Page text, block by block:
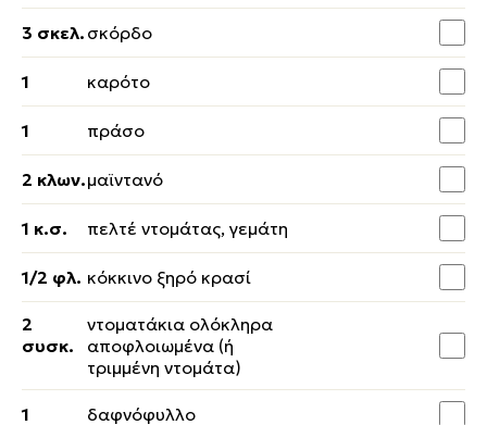
3 σκελ. σκόρδο
1 καρότο
1 πράσο
2 κλων.μαϊντανό
1 κ.σ. πελτέ ντομάτας, γεμάτη
1/2 φλ. κόκκινο ξηρό κρασί
2
συσκ.
ντοματάκια ολόκληρα
αποφλοιωμένα (ή
τριμμένη ντομάτα)
1 δαφνόφυλλο